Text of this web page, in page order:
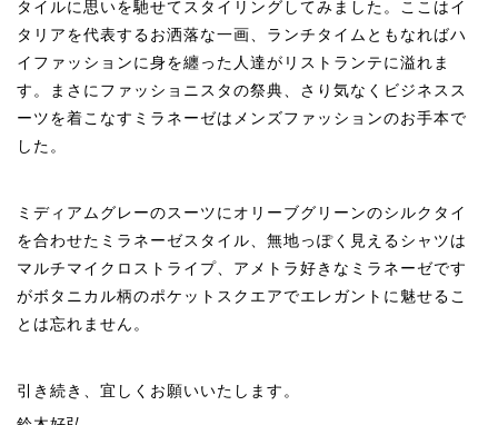
タイルに思いを馳せてスタイリングしてみました。ここはイ
タリアを代表するお洒落な一画、ランチタイムともなればハ
イファッションに身を纏った人達がリストランテに溢れま
す。まさにファッショニスタの祭典、さり気なくビジネスス
ーツを着こなすミラネーゼはメンズファッションのお手本で
した。
ミディアムグレーのスーツにオリーブグリーンのシルクタイ
を合わせたミラネーゼスタイル、無地っぽく見えるシャツは
マルチマイクロストライプ、アメトラ好きなミラネーゼです
がボタニカル柄のポケットスクエアでエレガントに魅せるこ
とは忘れません。
引き続き、宜しくお願いいたします。